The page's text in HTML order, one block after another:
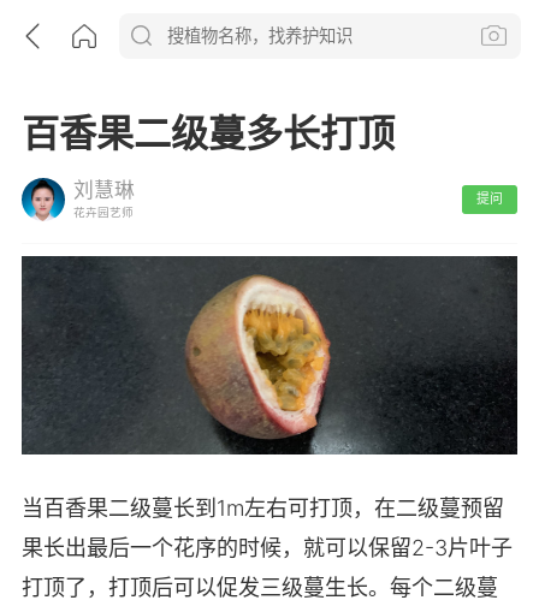
百香果二级蔓多长打顶
刘慧琳
花卉园艺师
提问
当百香果二级蔓长到1m左右可打顶，在二级蔓预留
果长出最后一个花序的时候，就可以保留2-3片叶子
打顶了，打顶后可以促发三级蔓生长。每个二级蔓